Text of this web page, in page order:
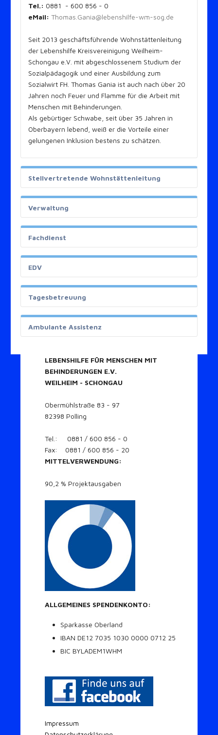
Tel.: 0881 - 600 856 - 0
eMail: Thomas.Gania@lebenshilfe-wm-sog.de
Seit 2013 geschäftsführende Wohnstättenleitung
der Lebenshilfe Kreisvereinigung Weilheim-
Schongau e.V. mit abgeschlossenem Studium der
Sozialpädagogik und einer Ausbildung zum
Sozialwirt FH. Thomas Gania ist auch nach über 20
Jahren noch Feuer und Flamme für die Arbeit mit
Menschen mit Behinderungen.
Als gebürtiger Schwabe, seit über 35 Jahren in
Oberbayern lebend, weiß er die Vorteile einer
gelungenen Inklusion bestens zu schätzen.
Stellvertretende Wohnstättenleitung
Verwaltung
Fachdienst
EDV
Tagesbetreuung
Ambulante Assistenz
LEBENSHILFE FÜR MENSCHEN MIT
BEHINDERUNGEN E.V.
WEILHEIM - SCHONGAU
Obermühlstraße 83 - 97
82398 Polling
Tel.: 0881 / 600 856 - 0
Fax: 0881 / 600 856 - 20
MITTELVERWENDUNG:
90,2 % Projektausgaben
ALLGEMEINES SPENDENKONTO:
Sparkasse Oberland
IBAN DE12 7035 1030 0000 0712 25
BIC BYLADEM1WHM
Impressum